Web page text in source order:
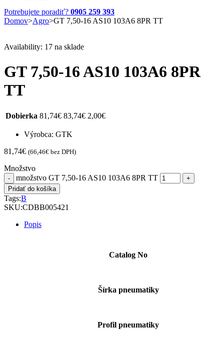
Potrebujete poradiť? 0905 259 393
Domov>Agro>GT 7,50-16 AS10 103A6 8PR TT
Availability: 17 na sklade
GT 7,50-16 AS10 103A6 8PR
TT
Dobierka 81,74€ 83,74€ 2,00€
Výrobca: GTK
81,74€ (66,46€ bez DPH)
Množstvo
množstvo GT 7,50-16 AS10 103A6 8PR TT
Pridať do košíka
Tags:B
SKU:CDBB005421
Popis
Catalog No
Šírka pneumatiky
Profil pneumatiky